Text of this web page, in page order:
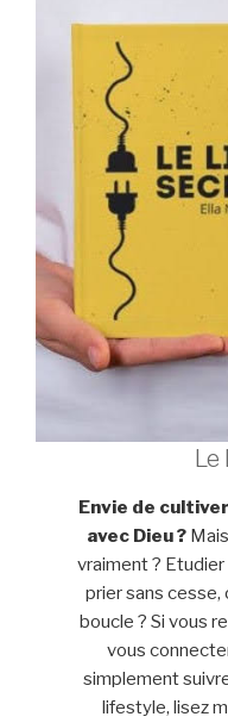
Le
Envie de
avec Dieu ?
vraiment ?
prier sans cesse,
boucle ? Si vous
vous
simplement
lifestyle, lisez